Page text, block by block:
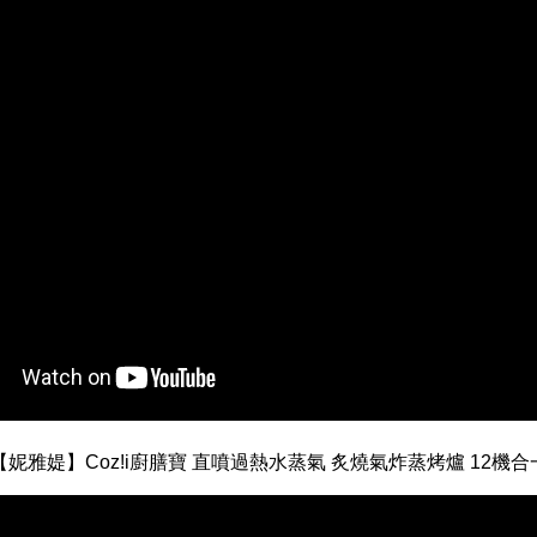
雅媞】Coz!i廚膳寶 直噴過熱水蒸氣 炙燒氣炸蒸烤爐 12機